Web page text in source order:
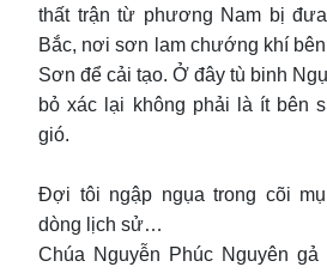
thất trận từ phương Nam bị
Bắc, nơi sơn lam chướng khí
Sơn để cải tạo. Ở đây tù binh
bỏ xác lại không phải là ít bên
gió.
Đợi tôi ngập ngụa trong cõi
dòng lịch sử…
Chúa Nguyễn Phúc Nguyên